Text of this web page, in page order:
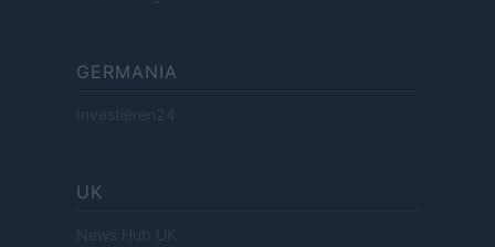
GERMANIA
Investieren24
UK
News Hub UK